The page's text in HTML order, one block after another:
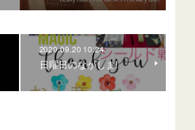
2020.09.20 10:24
日曜日のながしま!